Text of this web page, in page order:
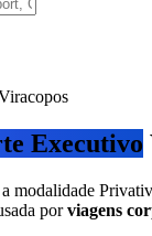
Executivo
a modalidade
por viagens